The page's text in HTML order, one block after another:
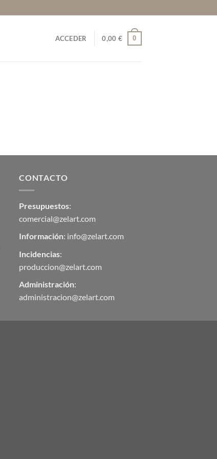
ACCEDER 0,00 € 0
CONTACTO
Presupuestos:
comercial@zelart.com
Información: info@zelart.com
Incidencias:
produccion@zelart.com
Administración:
administracion@zelart.com